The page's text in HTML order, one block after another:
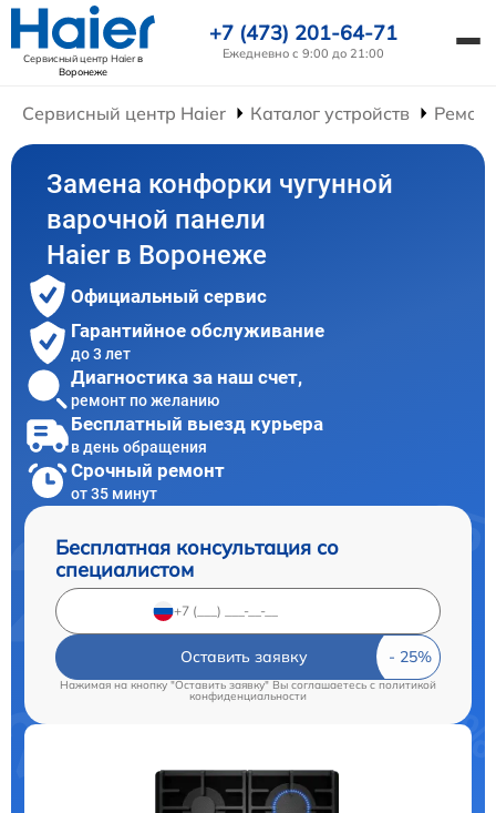
Сервисный центр Haierв
Воронеже
+7 (473) 201-64-71
Ежедневно с 9:00 до 21:00
Сервисный центр Haier Каталог устройств
Замена конфорки чугунной
варочной панели
Haier в Воронеже
Официальный сервис
Гарантийное обслуживание
до 3 лет
Диагностика за наш счет,
ремонт по желанию
Бесплатный выезд курьера
в день обращения
Срочный ремонт
от 35 минут
Бесплатная консультация со
специалистом
Оставить заявку
Нажимая на кнопку "Оставить заявку" Вы соглашаетесь cполитикой
конфиденциальности